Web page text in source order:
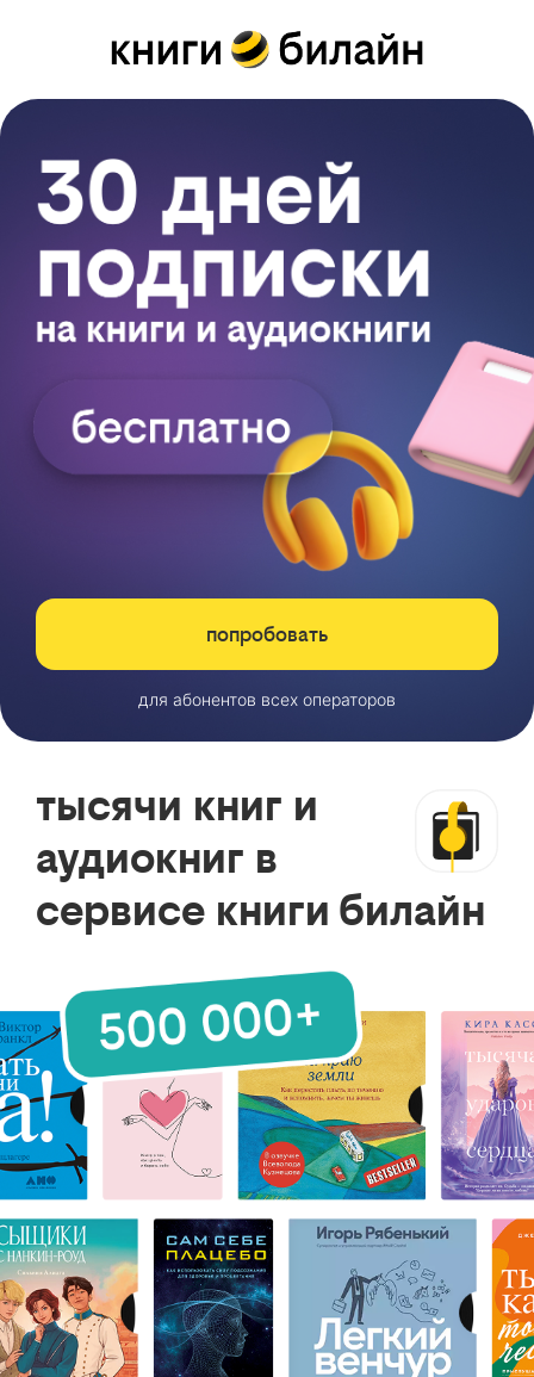
попробовать
для абонентов всех операторов
тысячи книг и
аудиокниг в
сервисе книги билайн